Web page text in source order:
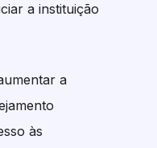
a instituição
a
às